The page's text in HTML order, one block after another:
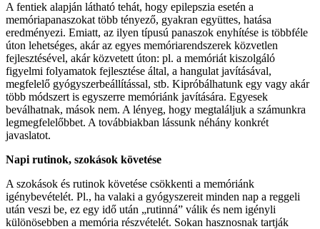
A fentiek alapján látható tehát, hogy epilepszia esetén a
memóriapanaszokat több tényező, gyakran együttes, hatása
eredményezi. Emiatt, az ilyen típusú panaszok enyhítése is többféle
úton lehetséges, akár az egyes memóriarendszerek közvetlen
fejlesztésével, akár közvetett úton: pl. a memóriát kiszolgáló
figyelmi folyamatok fejlesztése által, a hangulat javításával,
megfelelő gyógyszerbeállítással, stb. Kipróbálhatunk egy vagy akár
több módszert is egyszerre memóriánk javítására. Egyesek
beválhatnak, mások nem. A lényeg, hogy megtaláljuk a számunkra
legmegfelelőbbet. A továbbiakban lássunk néhány konkrét
javaslatot.
Napi rutinok, szokások követése
A szokások és rutinok követése csökkenti a memóriánk
igénybevételét. Pl., ha valaki a gyógyszereit minden nap a reggeli
után veszi be, ez egy idő után „rutinná” válik és nem igényli
különösebben a memória részvételét. Sokan hasznosnak tartják